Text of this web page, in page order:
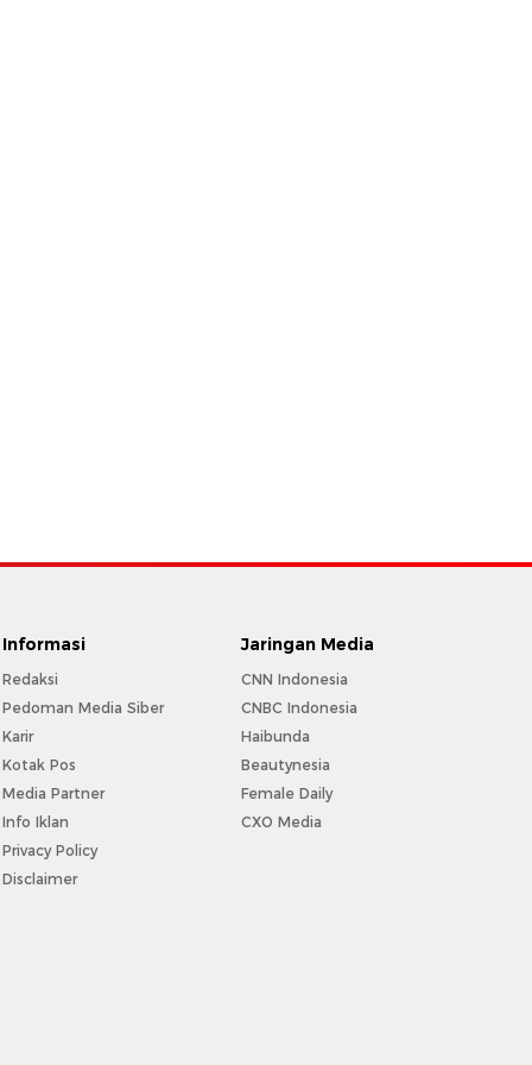
Informasi
Redaksi
Pedoman Media Siber
Karir
Kotak Pos
Media Partner
Info Iklan
Privacy Policy
Disclaimer
Jaringan Media
CNN Indonesia
CNBC Indonesia
Haibunda
Beautynesia
Female Daily
CXO Media